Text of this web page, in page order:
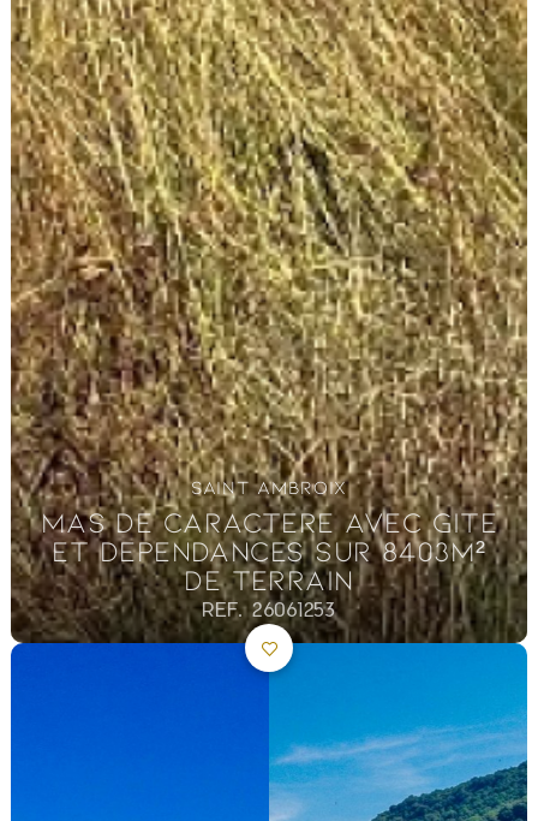
SAINT AMBROIX
MAS DE CARACTERE AVEC GITE
ET DEPENDANCES SUR 8403M²
DE TERRAIN
REF. 26061253